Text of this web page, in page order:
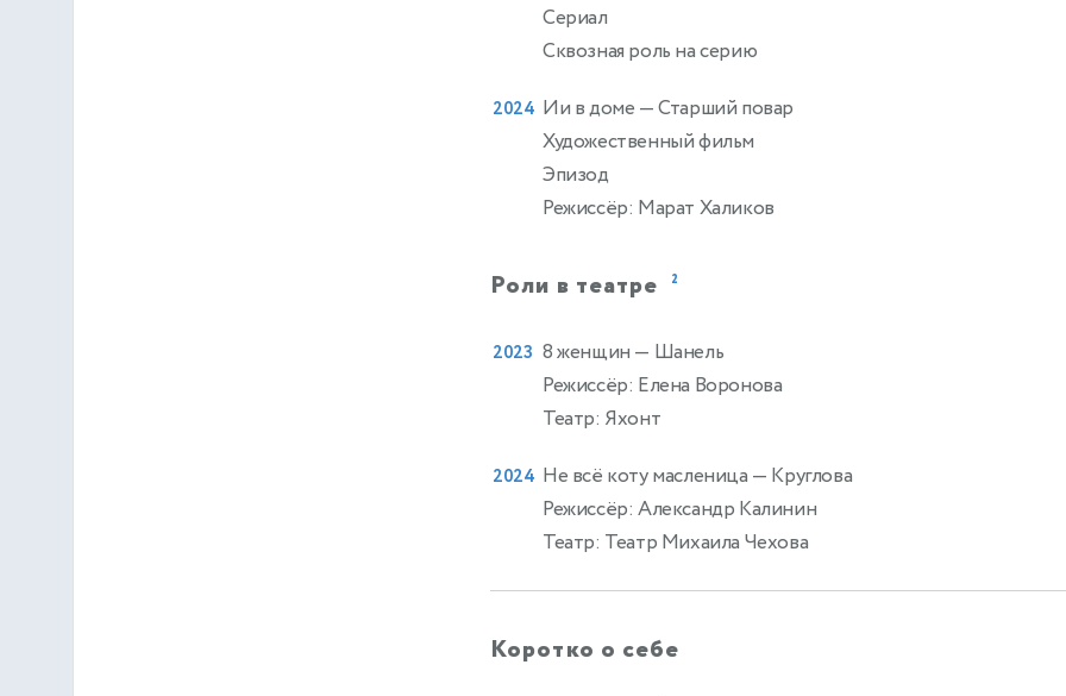
Сериал
Сквозная роль на серию
2024 Ии в доме — Старший повар
Художественный фильм
Эпизод
Режиссёр: Марат Халиков
Роли в театре 2
2023 8 женщин — Шанель
Режиссёр: Елена Воронова
Театр: Яхонт
2024 Не всё коту масленица — Круглова
Режиссёр: Александр Калинин
Театр: Театр Михаила Чехова
Коротко о себе